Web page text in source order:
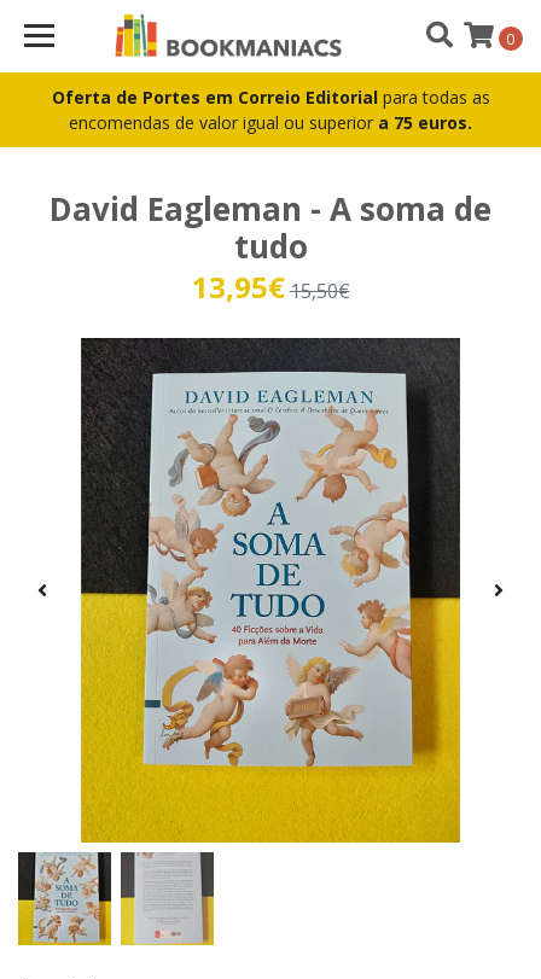
Oferta de Portes em Correio Editorial para todas as
encomendas de valor igual ou superior a 75 euros.
0
David Eagleman - A soma de
tudo
13,95€15,50€